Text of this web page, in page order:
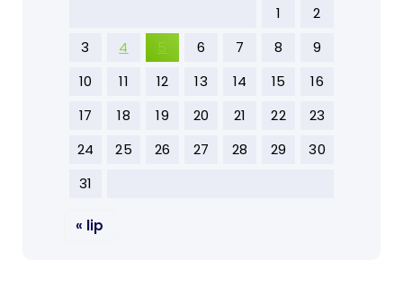
1
2
3
4 5 6 7 8
9
10
11 12 13 14 15
16
17
18 19 20 21 22
23
24
25 26 27 28 29
30
31
« lip